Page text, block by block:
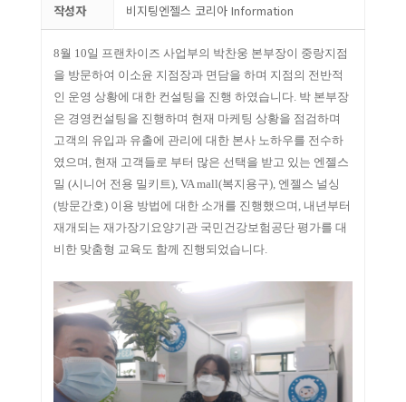
작성자 비지팅엔젤스 코리아 Information
8월 10일 프랜차이즈 사업부의 박찬웅 본부장이 중랑지점
을 방문하여 이소윤 지점장과 면담을 하며 지점의 전반적
인 운영 상황에 대한 컨설팅을 진행 하였습니다. 박 본부장
은 경영컨설팅을 진행하며 현재 마케팅 상황을 점검하며
고객의 유입과 유출에 관리에 대한 본사 노하우를 전수하
였으며, 현재 고객들로 부터 많은 선택을 받고 있는 엔젤스
밀 (시니어 전용 밀키트), VA mall(복지용구), 엔젤스 널싱
(방문간호) 이용 방법에 대한 소개를 진행했으며, 내년부터
재개되는 재가장기요양기관 국민건강보험공단 평가를 대
비한 맞춤형 교육도 함께 진행되었습니다.